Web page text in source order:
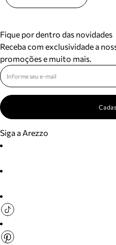
Fique por dentro das novidades
Receba com exclusividade a
promoções e muito mais.
Siga a Arezzo